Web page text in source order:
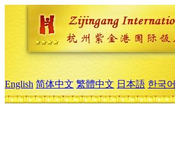
English 简体中文 繁體中文 日本語 한국어